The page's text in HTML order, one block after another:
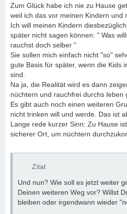
Zum Glück habe ich nie zu Hause
weil ich das vor meinen Kindern und
Ich will meinen Kindern
später nicht sagen können: " Was
rauchst doch selber "
Sie sollen mich einfach nicht "so"
gute Basis für später, wenn die Kids
sind.
Na ja, die Realität wird es dann
nüchtern und rauchfrei durchs leben
Es gibt auch noch einen weiteren
nicht trinken will und werde. Das ist
Lange rede kurzer Sinn: Zu Hause
sicherer Ort, um nüchtern
Zitat
Und nun? Wie soll es jetzt weiter
Deinen weiteren Weg vor? Willst
bleiben oder irgendwann wieder